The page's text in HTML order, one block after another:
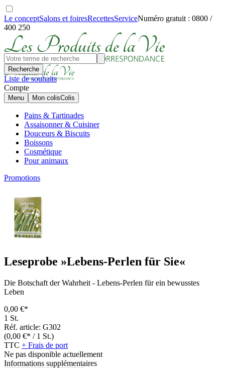
Le conceptSalons et foiresRecettesServiceNuméro gratuit : 0800 /
400 250
Recherche
Liste de souhaits
Compte
Menu Mon colisColis
Pains & Tartinades
Assaisonner & Cuisiner
Douceurs & Biscuits
Boissons
Cosmétique
Pour animaux
Promotions
Leseprobe »Lebens-Perlen für Sie«
Die Botschaft der Wahrheit - Lebens-Perlen für ein bewusstes
Leben
0,00 €*
1 St.
Réf. article: G302
(0,00 €* / 1 St.)
TTC + Frais de port
Ne pas disponible actuellement
Informations supplémentaires